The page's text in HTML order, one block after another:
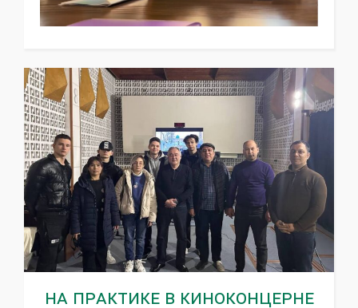
На практике в киноконцерне